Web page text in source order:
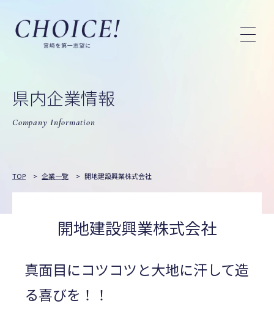
県内企業情報
Company Information
TOP > 企業一覧 > 開地建設興業株式会社
開地建設興業株式会社
真面目にコツコツと大地に汗して造
る喜びを！！